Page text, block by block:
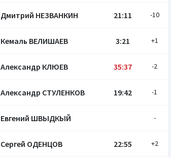
Дмитрий НЕЗВАНКИН 21:11 -10
Кемаль ВЕЛИШАЕВ 3:21 +1
Александр КЛЮЕВ 35:37 -2
Александр СТУЛЕНКОВ 19:42 -1
Евгений ШВЫДКЫЙ -
Сергей ОДЕНЦОВ 22:55 +2